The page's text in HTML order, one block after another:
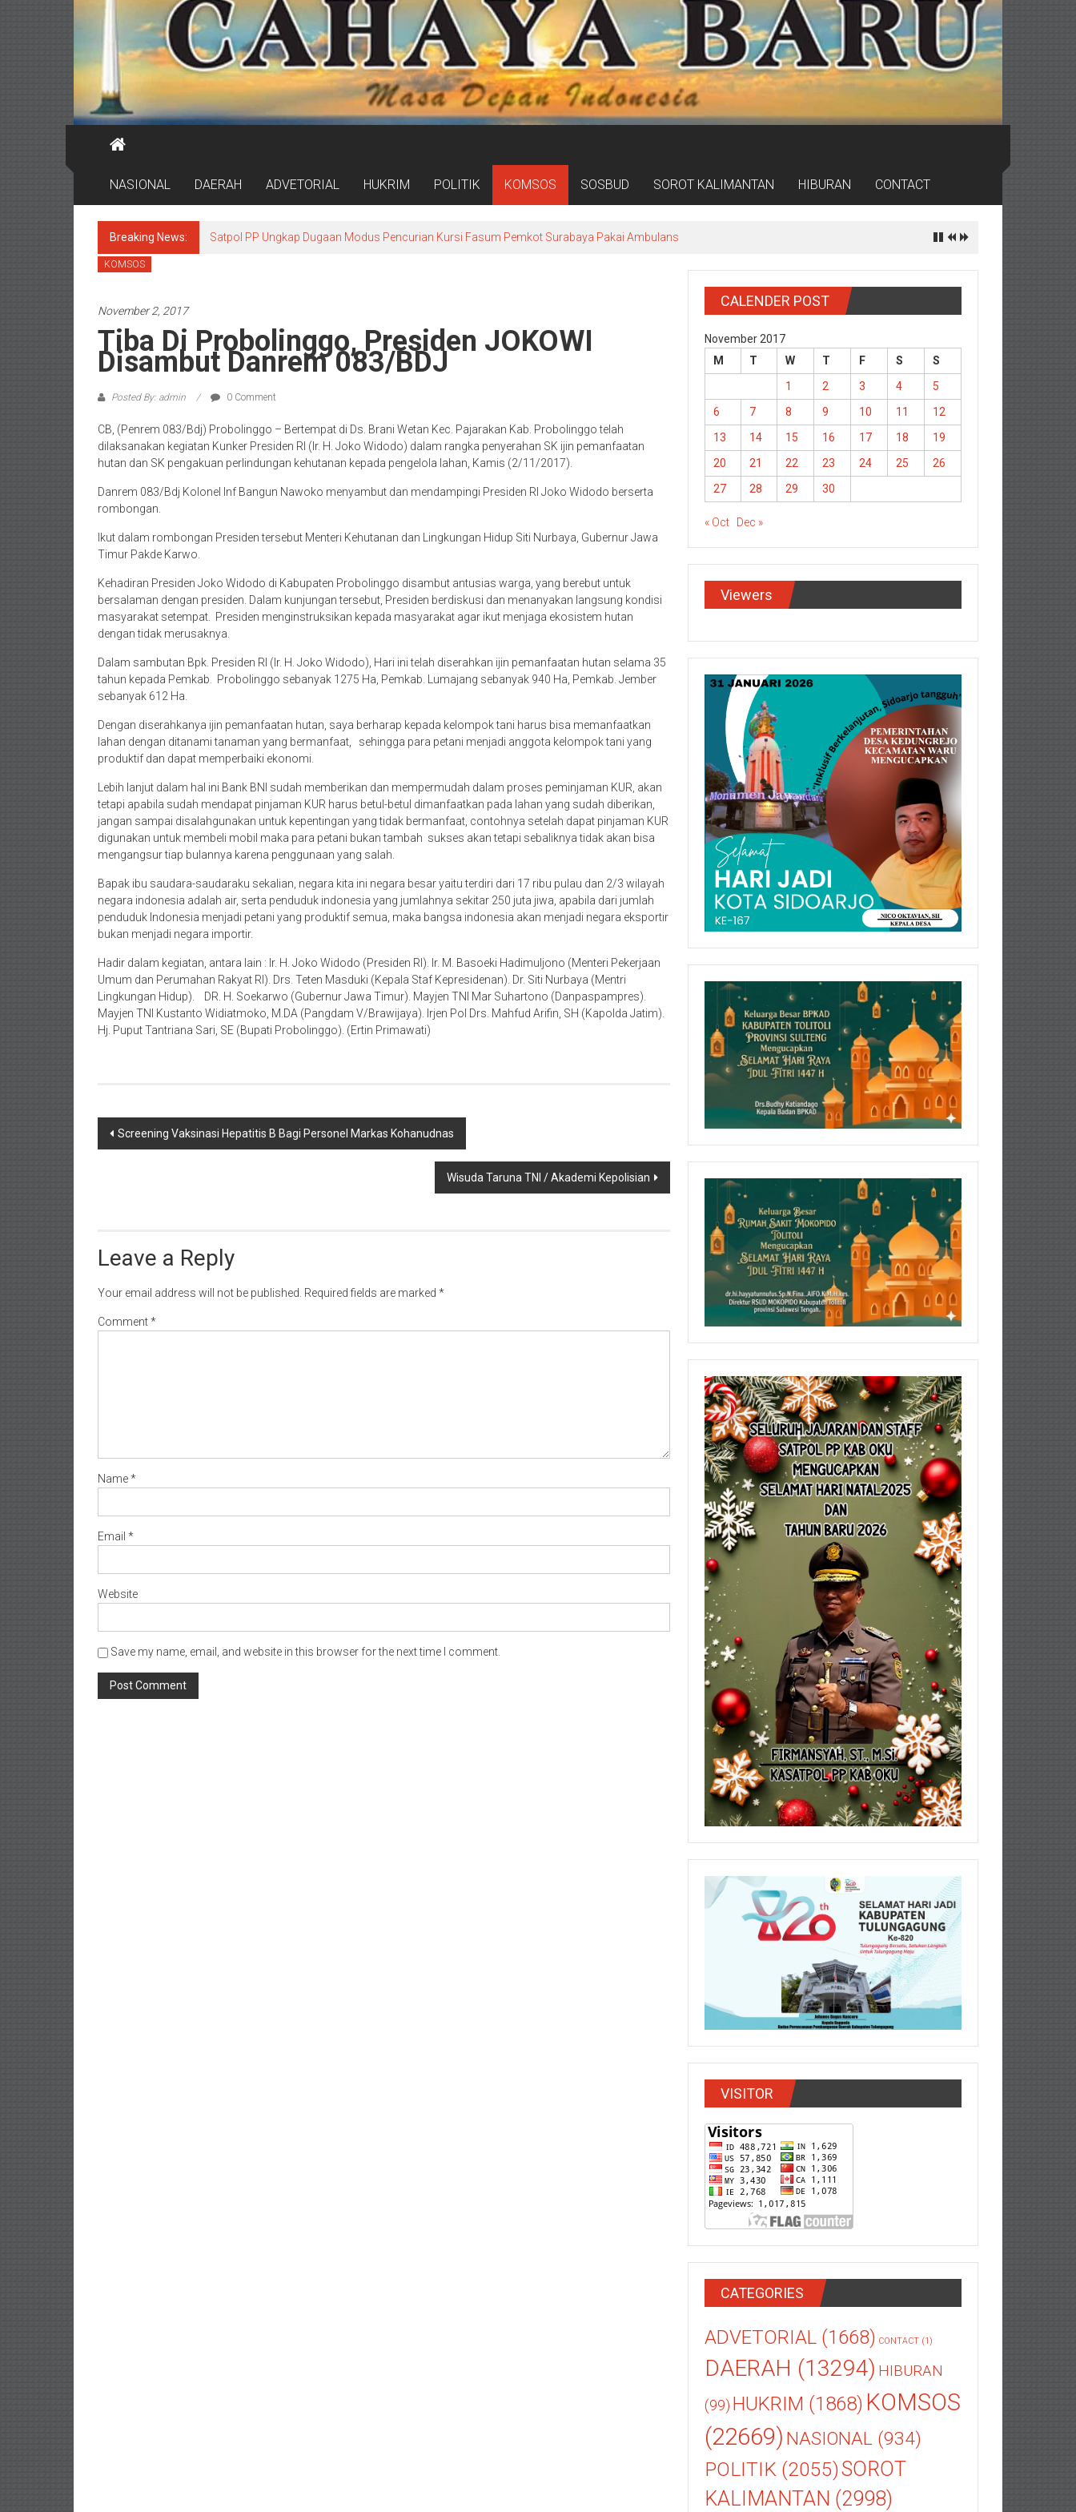
NASIONAL DAERAH ADVETORIAL HUKRIM POLITIK KOMSOS SOSBUD SOROT KALIMANTAN HIBURAN CONTACT
Breaking News: Satpol PP Ungkap Dugaan Modus Pencurian Kursi Fasum Pemkot Surabaya Pakai Ambulans
KOMSOS
November 2, 2017
Tiba Di Probolinggo, Presiden JOKOWI
Disambut Danrem 083/BDJ
Posted By: admin 0 Comment
CB, (Penrem 083/Bdj) Probolinggo – Bertempat di Ds. Brani Wetan Kec. Pajarakan Kab. Probolinggo telah
dilaksanakan kegiatan Kunker Presiden RI (Ir. H. Joko Widodo) dalam rangka penyerahan SK ijin pemanfaatan
hutan dan SK pengakuan perlindungan kehutanan kepada pengelola lahan, Kamis (2/11/2017).
Danrem 083/Bdj Kolonel Inf Bangun Nawoko menyambut dan mendampingi Presiden RI Joko Widodo berserta
rombongan.
Ikut dalam rombongan Presiden tersebut Menteri Kehutanan dan Lingkungan Hidup Siti Nurbaya, Gubernur Jawa
Timur Pakde Karwo.
Kehadiran Presiden Joko Widodo di Kabupaten Probolinggo disambut antusias warga, yang berebut untuk
bersalaman dengan presiden. Dalam kunjungan tersebut, Presiden berdiskusi dan menanyakan langsung kondisi
masyarakat setempat. Presiden menginstruksikan kepada masyarakat agar ikut menjaga ekosistem hutan
dengan tidak merusaknya.
Dalam sambutan Bpk. Presiden RI (Ir. H. Joko Widodo), Hari ini telah diserahkan ijin pemanfaatan hutan selama 35
tahun kepada Pemkab. Probolinggo sebanyak 1275 Ha, Pemkab. Lumajang sebanyak 940 Ha, Pemkab. Jember
sebanyak 612 Ha.
Dengan diserahkanya ijin pemanfaatan hutan, saya berharap kepada kelompok tani harus bisa memanfaatkan
lahan dengan ditanami tanaman yang bermanfaat, sehingga para petani menjadi anggota kelompok tani yang
produktif dan dapat memperbaiki ekonomi.
Lebih lanjut dalam hal ini Bank BNI sudah memberikan dan mempermudah dalam proses peminjaman KUR, akan
tetapi apabila sudah mendapat pinjaman KUR harus betul-betul dimanfaatkan pada lahan yang sudah diberikan,
jangan sampai disalahgunakan untuk kepentingan yang tidak bermanfaat, contohnya setelah dapat pinjaman KUR
digunakan untuk membeli mobil maka para petani bukan tambah sukses akan tetapi sebaliknya tidak akan bisa
mengangsur tiap bulannya karena penggunaan yang salah.
Bapak ibu saudara-saudaraku sekalian, negara kita ini negara besar yaitu terdiri dari 17 ribu pulau dan 2/3 wilayah
negara indonesia adalah air, serta penduduk indonesia yang jumlahnya sekitar 250 juta jiwa, apabila dari jumlah
penduduk Indonesia menjadi petani yang produktif semua, maka bangsa indonesia akan menjadi negara eksportir
bukan menjadi negara importir.
Hadir dalam kegiatan, antara lain : Ir. H. Joko Widodo (Presiden RI). Ir. M. Basoeki Hadimuljono (Menteri Pekerjaan
Umum dan Perumahan Rakyat RI). Drs. Teten Masduki (Kepala Staf Kepresidenan). Dr. Siti Nurbaya (Mentri
Lingkungan Hidup). DR. H. Soekarwo (Gubernur Jawa Timur). Mayjen TNI Mar Suhartono (Danpaspampres).
Mayjen TNI Kustanto Widiatmoko, M.DA (Pangdam V/Brawijaya). Irjen Pol Drs. Mahfud Arifin, SH (Kapolda Jatim).
Hj. Puput Tantriana Sari, SE (Bupati Probolinggo). (Ertin Primawati)
Post
Screening Vaksinasi Hepatitis B Bagi Personel Markas Kohanudnas
Wisuda Taruna TNI / Akademi Kepolisian
Leave a Reply
Your email address will not be published. Required fields are marked *
Comment*
Name*
Email *
Website
Save my name, email, and website in this browser for the next time I comment.
CALENDER POST
November 2017
M
T W T F S
S
1
2 3 4
5
6
7 8 9 10 11
12
13
14 15 16 17 18
19
20
21 22 23 24 25
26
27
28 29 30
« Oct Dec »
Viewers
VISITOR
CATEGORIES
ADVETORIAL (1668) CONTACT (1)
DAERAH (13294) HIBURAN
(99) HUKRIM (1868) KOMSOS
(22669) NASIONAL (934)
POLITIK (2055)SOROT
KALIMANTAN (2998)